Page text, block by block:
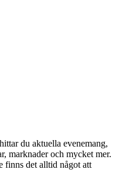
du aktuella evenemang,
marknader och mycket mer.
finns det alltid något att